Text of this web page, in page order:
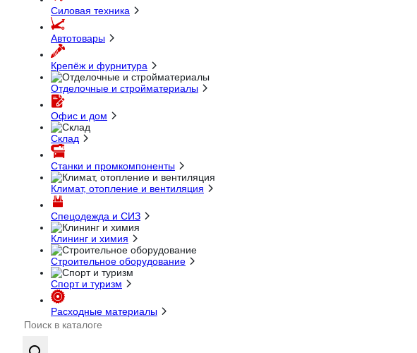
Силовая техника
Автотовары
Крепёж и фурнитура
Отделочные и стройматериалы
Офис и дом
Склад
Станки и промкомпоненты
Климат, отопление и вентиляция
Спецодежда и СИЗ
Клининг и химия
Строительное оборудование
Спорт и туризм
Расходные материалы